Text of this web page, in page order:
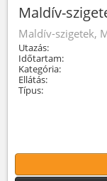
Maldív-
Maldív-szigetek,
Utazás:
Időtartam:
Kategória:
Ellátás:
Típus: